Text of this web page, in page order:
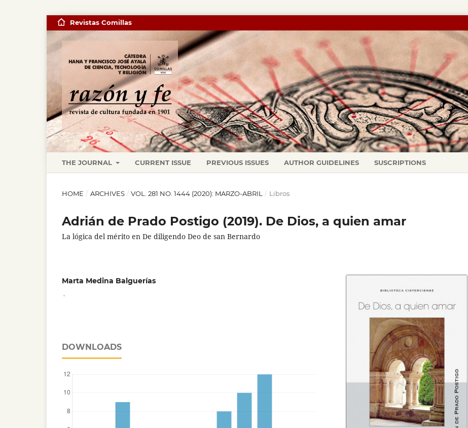
THE JOURNAL CURRENT ISSUE PREVIOUS ISSUES AUTHOR GUIDELINES SUSCRIPTIONS
Revistas Comillas
HOME / ARCHIVES / VOL. 281 NO. 1444 (2020): MARZO-ABRIL / Libros
Adrián de Prado Postigo (2019). De Dios, a quien amar
La lógica del mérito en De diligendo Deo de san Bernardo
Marta Medina Balguerías
DOWNLOADS